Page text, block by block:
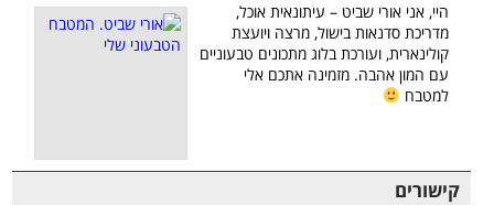
היי, אני אורי שביט – עיתונאית אוכל,
מדריכת סדנאות בישול, מרצה ויועצת
קולינארית, ועורכת בלוג מתכונים טבעוניים
עם המון אהבה. מזמינה אתכם אלי
למטבח
קישורים